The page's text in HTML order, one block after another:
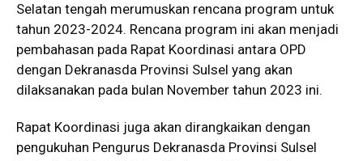
Selatan tengah merumuskan rencana program untuk
tahun 2023-2024. Rencana program ini akan menjadi
pembahasan pada Rapat Koordinasi antara OPD
dengan Dekranasda Provinsi Sulsel yang akan
dilaksanakan pada bulan November tahun 2023 ini.
Rapat Koordinasi juga akan dirangkaikan dengan
pengukuhan Pengurus Dekranasda Provinsi Sulsel